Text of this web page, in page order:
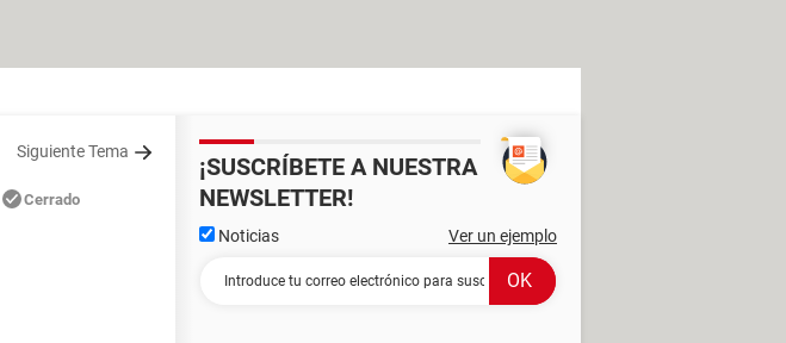
Siguiente Tema
Cerrado
¡SUSCRÍBETE A NUESTRA
NEWSLETTER!
Noticias Ver un ejemplo